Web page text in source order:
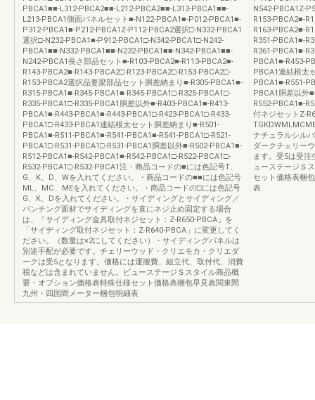
PBCA1■■-L312-PBCA2■■-L212-PBCA2■■-L313-PBCA1■■-
L213-PBCA1側面パネルセット■-N122-PBCA1■-P012-PBCA1■-
P312-PBCA1■-P212-PBCA1Z-P112-PBCA2選択□-N332-PBCA1
選択□-N232-PBCA1■-P912-PBCA1□-N342-PBCA1□-N242-
PBCA1■■-N332-PBCA1■■-N232-PBCA1■■-N342-PBCA1■■-
N242-PBCA1長さ部品セット■-R103-PBCA2■-R113-PBCA2■-
R143-PBCA2■-R143-PBCA2□-R123-PBCA2□-R153-PBCA2□-
R153-PBCA2選択品妻梁部品セット胴差納まり■-R305-PBCA1■-
R315-PBCA1■-R345-PBCA1■-R345-PBCA1□-R325-PBCA1□-
R335-PBCA1□-R335-PBCA1胴差以外■-R403-PBCA1■-R413-
PBCA1■-R443-PBCA1■-R443-PBCA1□-R423-PBCA1□-R433-
PBCA1□-R433-PBCA1連結根太セット胴差納まり■-R501-
PBCA1■-R511-PBCA1■-R541-PBCA1■-R541-PBCA1□-R521-
PBCA1□-R531-PBCA1□-R531-PBCA1胴差以外■-R502-PBCA1■-
R512-PBCA1■-R542-PBCA1■-R542-PBCA1□-R522-PBCA1□-
R532-PBCA1□-R532-PBCA1注・商品コードの■には色記号T、
G、K、D、Wを入れてください。・商品コードの■■には色記号
ML、MC、MEを入れてください。・商品コードの□には色記号
G、K、Dを入れてください。・サイディングとサイディング／
パンチング面材でサイディングを直にネジ止め固定する場合
は、「サイディング金具取付ネジセット：Z-R650-PBCA」を
「サイディング取付ネジセット：Z-R640-PBCA」に変更してく
ださい。（数量は×2にしてください）・サイディングパネルは
別途手配が必要です。チェリーウッド・クリエモカ・クリエダ
ークは受5となります。価格には運搬費、組立代、取付代、消費
税などは含まれていません。ビューステージＳスタイル商品概
要・オプション価格表特殊仕様セット価格表梱包早見表関東間
九州・四国間メーター梱包明細表
N542-PBCA1Z-
R153-PBCA2■-
R163-PBCA2■-
R351-PBCA1■-
R361-PBCA1■-
PBCA1■-R453-
PBCA1連結根太
PBCA1■-R551-
PBCA1胴差以外
R552-PBCA1■-
付ネジセットZ-
ナチュラルシル
ダークチェリー
ます。受5は受
ューステージＳ
セット価格表梱
表